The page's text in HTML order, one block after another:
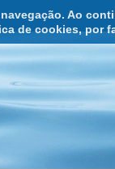
Ao
de cookies, por